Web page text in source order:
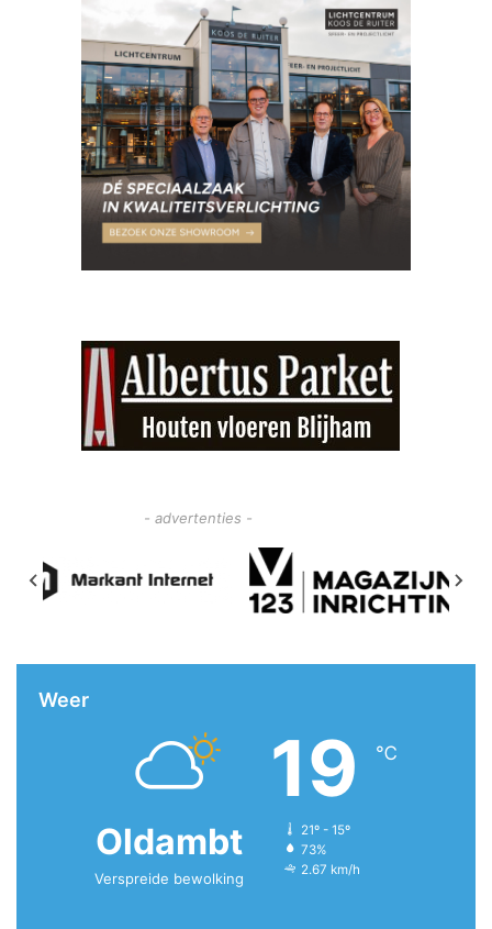
- advertenties -
Weer
Oldambt
Verspreide bewolking
19 ℃
21º - 15º
73%
2.67 km/h